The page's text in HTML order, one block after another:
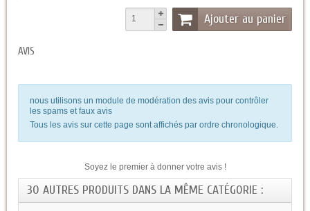
Ajouter au panier
AVIS
nous utilisons un module de modération des avis pour contrôler
les spams et faux avis
Tous les avis sur cette page sont affichés par ordre chronologique.
Soyez le premier à donner votre avis !
30 AUTRES PRODUITS DANS LA MÊME CATÉGORIE :